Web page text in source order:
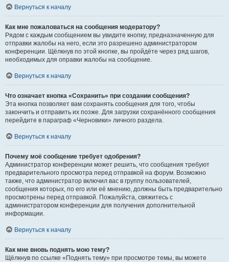
Вернуться к началу
Как мне пожаловаться на сообщения модератору?
Рядом с каждым сообщением вы увидите кнопку, предназначенную для
отправки жалобы на него, если это разрешено администратором
конференции. Щёлкнув по этой кнопке, вы пройдёте через ряд шагов,
необходимых для оправки жалобы на сообщение.
Вернуться к началу
Что означает кнопка «Сохранить» при создании сообщения?
Эта кнопка позволяет вам сохранять сообщения для того, чтобы
закончить и отправить их позже. Для загрузки сохранённого сообщения
перейдите в параграф «Черновики» личного раздела.
Вернуться к началу
Почему моё сообщение требует одобрения?
Администратор конференции может решить, что сообщения требуют
предварительного просмотра перед отправкой на форум. Возможно
также, что администратор включил вас в группу пользователей,
сообщения которых, по его или её мнению, должны быть предварительно
просмотрены перед отправкой. Пожалуйста, свяжитесь с
администратором конференции для получения дополнительной
информации.
Вернуться к началу
Как мне вновь поднять мою тему?
Щёлкнув по ссылке «Поднять тему» при просмотре темы, вы можете